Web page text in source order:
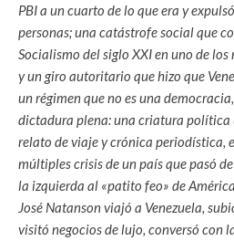
PBI a un cuarto de lo que era y
personas; una catástrofe social que
Socialismo del siglo XXI en uno de los
y un giro autoritario que hizo que
un régimen que no es una
dictadura plena: una criatura política
relato de viaje y crónica periodística,
múltiples crisis de un país que pasó
la izquierda al «patito feo» de
José Natanson viajó a Venezuela,
visitó negocios de lujo, conversó con